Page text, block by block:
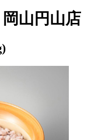
山円山店